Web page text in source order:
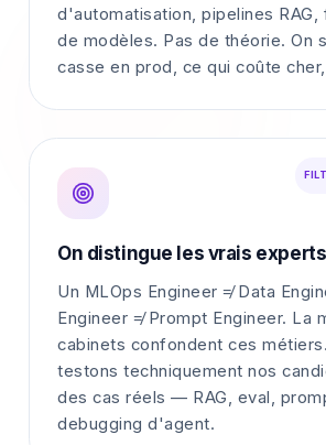
d'automatisation, pipelines RAG,
de modèles. Pas de théorie. On
casse en prod, ce qui coûte
On distingue les vrais experts
Un MLOps Engineer ≠ Data
Engineer ≠ Prompt Engineer. La
cabinets confondent ces
testons techniquement nos
des cas réels — RAG, eval,
debugging d'agent.